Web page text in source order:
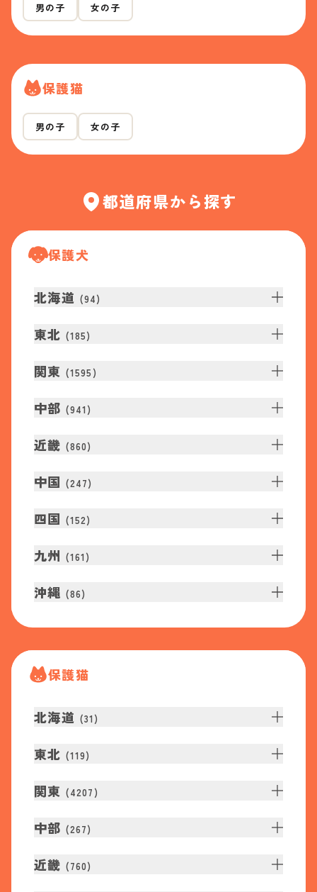
男の子 女の子
保護猫
男の子 女の子
都道府県から探す
保護犬
北海道 (94)
東北 (185)
関東 (1595 )
中部 (941 )
近畿 (860)
中国 (247)
四国 (152)
九州 (161 )
沖縄 (86)
保護猫
北海道 (31 )
東北 (119)
関東 (4207 )
中部 (267)
近畿 (760)